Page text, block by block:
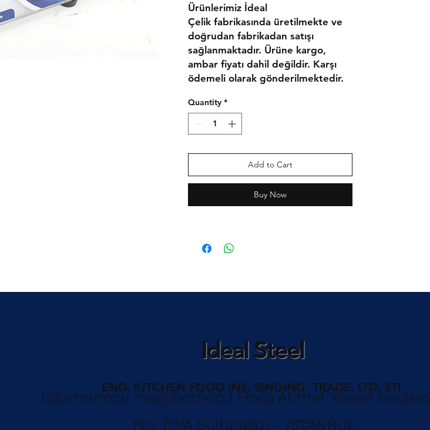
Ürünlerimiz İdeal
Çelik fabrikasında üretilmekte ve
doğrudan fabrikadan satışı
sağlanmaktadır. Ürüne kargo,
ambar fiyatı dahil değildir. Karşı
ödemeli olarak gönderilmektedir.
Quantity *
Add to Cart
Buy Now
Ideal Steel
END. KITCHEN FOOD INS. SINGING. TRADE. LTD. STI.
Uğurmumcu neighborhood Hoca Ahmet Yesevi
No: 79/A Sultangazi - ISTANBUL